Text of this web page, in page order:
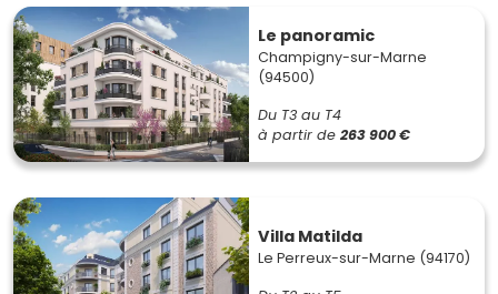
Le panoramic
Champigny-sur-Marne
(94500)
Du T3 au T4
à partir de 263 900 €
Villa Matilda
Le Perreux-sur-Marne (94170)